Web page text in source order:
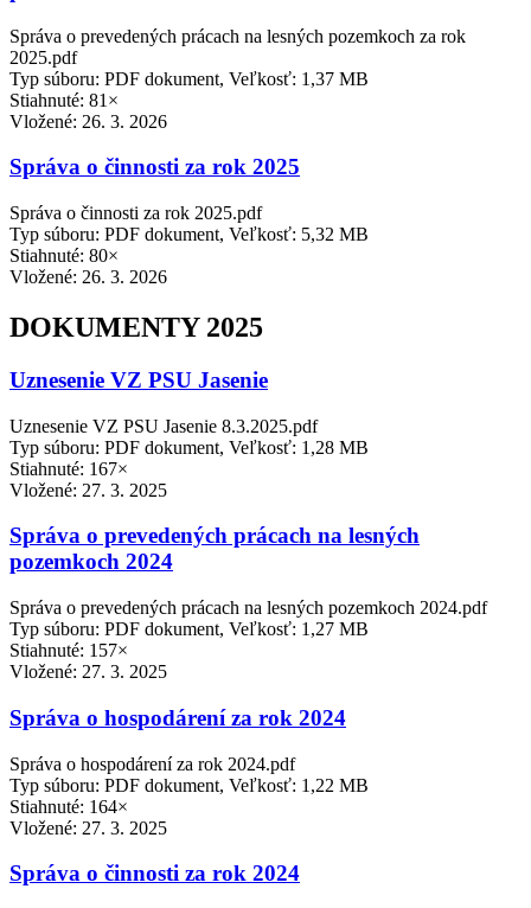
Správa o prevedených prácach na lesných pozemkoch za rok
2025.pdf
Typ súboru: PDF dokument, Veľkosť: 1,37 MB
Stiahnuté: 81×
Vložené: 26. 3. 2026
Správa o činnosti za rok 2025
Správa o činnosti za rok 2025.pdf
Typ súboru: PDF dokument, Veľkosť: 5,32 MB
Stiahnuté: 80×
Vložené: 26. 3. 2026
DOKUMENTY 2025
Uznesenie VZ PSU Jasenie
Uznesenie VZ PSU Jasenie 8.3.2025.pdf
Typ súboru: PDF dokument, Veľkosť: 1,28 MB
Stiahnuté: 167×
Vložené: 27. 3. 2025
Správa o prevedených prácach na lesných
pozemkoch 2024
Správa o prevedených prácach na lesných pozemkoch 2024.pdf
Typ súboru: PDF dokument, Veľkosť: 1,27 MB
Stiahnuté: 157×
Vložené: 27. 3. 2025
Správa o hospodárení za rok 2024
Správa o hospodárení za rok 2024.pdf
Typ súboru: PDF dokument, Veľkosť: 1,22 MB
Stiahnuté: 164×
Vložené: 27. 3. 2025
Správa o činnosti za rok 2024